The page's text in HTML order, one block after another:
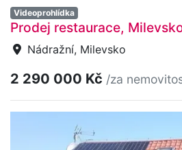
Videoprohlídka
Prodej restaurace,
Nádražní, Milevsko
2 290 000 Kč /za